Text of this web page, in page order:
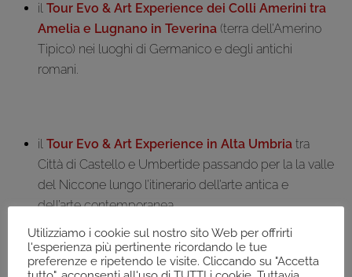
il Tour Evo & Art Experience dei Colli Amerini tra
Amelia e Lugnano in Teverina (terra dell’Amerino
Tipico) nei luoghi di Germanico e degli antichi
romani.
il Tour Evo & Art Experience in Alta Umbria tra
Città di Castello e Umbertide passando per la la valle
del Niccone lungo l’itinerario dell’arte antica e
dell’arte contemporanea.
Utilizziamo i cookie sul nostro sito Web per offrirti
l'esperienza più pertinente ricordando le tue
preferenze e ripetendo le visite. Cliccando su "Accetta